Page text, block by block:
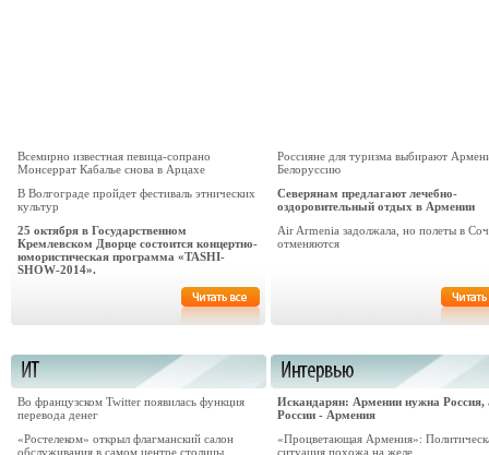
Всемирно известная певица-сопрано
Монсеррат Кабалье снова в Арцахе
В Волгограде пройдет фестиваль этнических
культур
25 октября в Государственном
Кремлевском Дворце состоится концертно-
юмористическая программа «TASHI-
SHOW-2014».
Россияне для туризма выбирают
Белоруссию
Северянам предлагают лечебно-
оздоровительный отдых в Армении
Air Armenia задолжала, но полеты в
отменяются
Во французском Twitter появилась функция
перевода денег
«Ростелеком» открыл флагманский салон
обслуживания в самом центре столицы
Искандарян: Армении нужна Россия,
России - Армения
«Процветающая Армения»:
ситуация похожа на желе